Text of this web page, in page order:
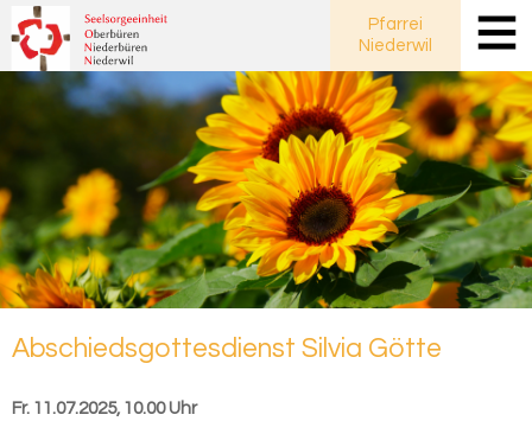
Pfarrei
Niederwil
Ab­schieds­got­tes­dienst Sil­via Götte
Fr. 11.07.2025, 10.00 Uhr